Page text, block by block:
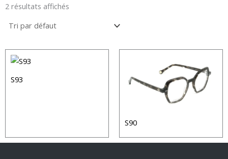
2 résultats affichés
S93
S90